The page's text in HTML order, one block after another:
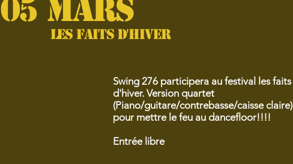
Swing 276 participera au festival les faits
d'hiver. Version quartet
(Piano/guitare/contrebasse/caisse claire)
pour mettre le feu au dancefloor!!!!
Entrée libre
05 MARS
Les faits d'hiver